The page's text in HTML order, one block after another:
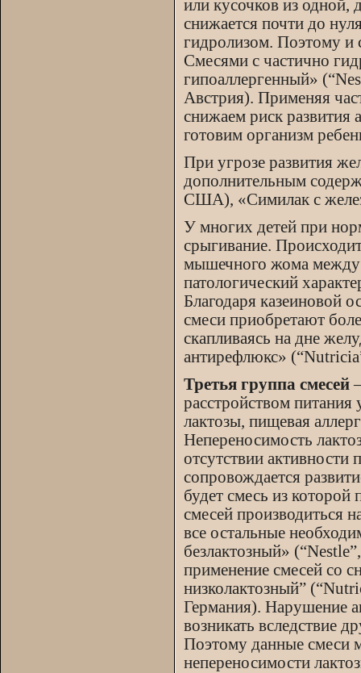
или кусочков из одной,
снижается почти до
гидролизом. Поэтому и
Смесями с частично
гипоаллергенный»
Австрия). Применяя
снижаем риск развития
готовим организм
При угрозе развития
дополнительным
США), «Симилак с
У многих детей при
срыгивание.
мышечного жома между
патологический
Благодаря казеиновой
смеси приобретают
скапливаясь на дне
антирефлюкс»
Третья группа смесей
расстройством питания
лактозы, пищевая
Непереносимость
отсутствии активности
сопровождается
будет смесь из которой
смесей производиться
все остальные
безлактозный»
применение смесей со
низколактозный”
Германия). Нарушение
возникать вследствие
Поэтому данные смеси
непереносимости